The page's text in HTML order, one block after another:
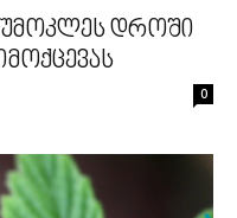
უმოკლეს დროში
0